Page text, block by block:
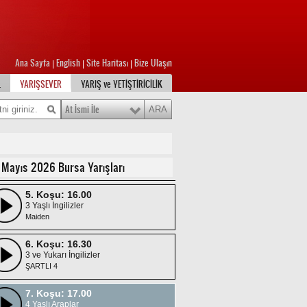
Ana Sayfa English Site Haritası Bize Ulaşın
YARIŞSEVER YARIŞ ve YETİŞTİRİCİLİK
At İsmi İle
2026 Bursa Yarışları
3 Yaşlı İngilizler
ŞARTLI 4
2 Yaşlı İngilizler
ŞARTLI 4
ŞARTLI 4/DHÖW
5. Koşu: 16.00
3 Yaşlı İngilizler
Maiden
6. Koşu: 16.30
3 ve Yukarı İngilizler
ŞARTLI 4
7. Koşu: 17.00
4 Yaşlı Araplar